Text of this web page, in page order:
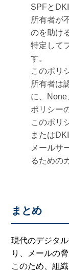
SPFと
所有者が
のを助け
特定して
す。
このポリ
所有者は
に、
ポリシー
このポリ
または
メールサ
るための
まとめ
現代のデジタ
り、メールの
このため、組